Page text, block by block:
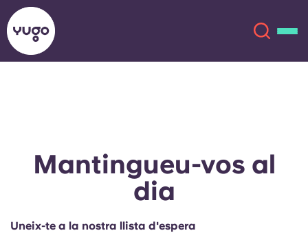
Mantingueu-vos al
dia
Uneix-te a la nostra llista d'espera